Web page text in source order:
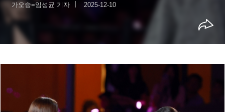
가오슝=임성균 기자 2025-12-10